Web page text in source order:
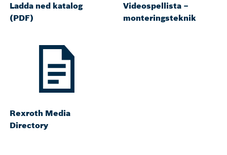
Ladda ned katalog
(PDF)
Videospellista –
monteringsteknik
Rexroth Media
Directory